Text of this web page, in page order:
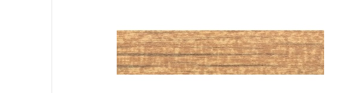
Aramados
Cola
Corrediça